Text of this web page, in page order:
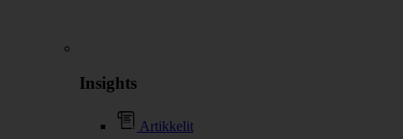
Insights
Artikkelit